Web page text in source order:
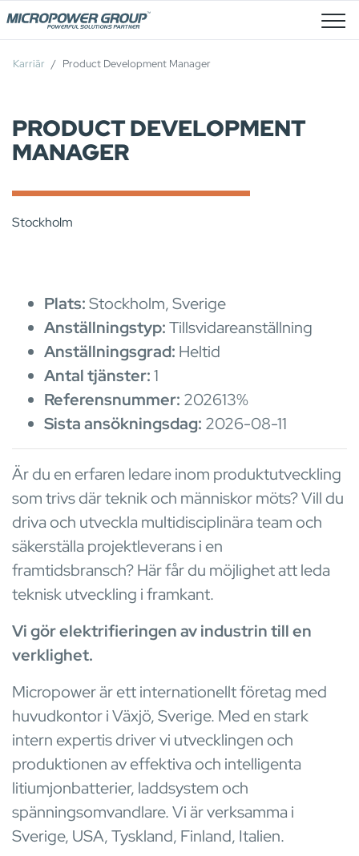
Lediga Tjänster
Karriär Product Development Manager
PRODUCT DEVELOPMENT
MANAGER
Stockholm
Plats:Stockholm, Sverige
Anställningstyp:Tillsvidareanställning
Anställningsgrad: Heltid
Antal tjänster:1
Referensnummer: 202613%
Sista ansökningsdag: 2026-08-11
Är du en erfaren ledare inom produktutveckling
som trivs där teknik och människor möts? Vill du
driva och utveckla multidisciplinära team och
säkerställa projektleverans i en
framtidsbransch? Här får du möjlighet att leda
teknisk utveckling i framkant.
Vi gör elektrifieringen av industrin till en
verklighet.
Micropower är ett internationellt företag med
huvudkontor i Växjö, Sverige. Med en stark
intern expertis driver vi utvecklingen och
produktionen av effektiva och intelligenta
litiumjonbatterier, laddsystem och
spänningsomvandlare. Vi är verksamma i
Sverige, USA, Tyskland, Finland, Italien.